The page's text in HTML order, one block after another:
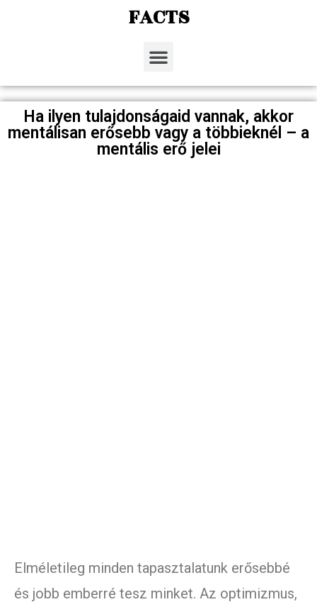
FACTS
Ha ilyen tulajdonságaid vannak, akkor
mentálisan erősebb vagy a többieknél – a
mentális erő jelei
Elméletileg minden tapasztalatunk erősebbé
és jobb emberré tesz minket. Az optimizmus,